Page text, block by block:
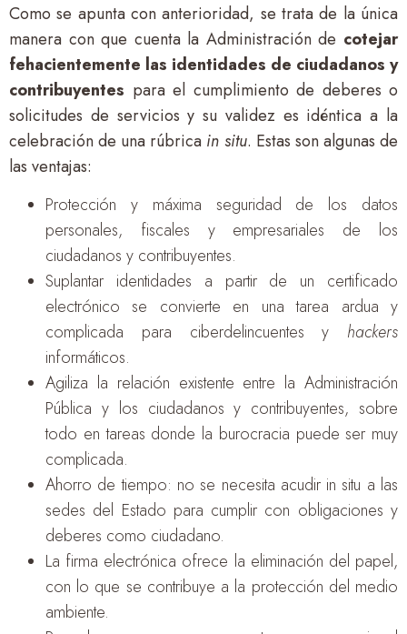
Como se apunta con anterioridad, se trata de la única
manera con que cuenta la Administración de cotejar
fehacientemente las identidades de ciudadanos y
contribuyentes para el cumplimiento de deberes o
solicitudes de servicios y su validez es idéntica a la
celebración de una rúbrica in situ. Estas son algunas de
las ventajas:
Protección y máxima seguridad de los datos
personales, fiscales y empresariales de los
ciudadanos y contribuyentes.
Suplantar identidades a partir de un certificado
electrónico se convierte en una tarea ardua y
complicada para ciberdelincuentes y hackers
informáticos.
Agiliza la relación existente entre la Administración
Pública y los ciudadanos y contribuyentes, sobre
todo en tareas donde la burocracia puede ser muy
complicada.
Ahorro de tiempo: no se necesita acudir in situ a las
sedes del Estado para cumplir con obligaciones y
deberes como ciudadano.
La firma electrónica ofrece la eliminación del papel,
con lo que se contribuye a la protección del medio
ambiente.